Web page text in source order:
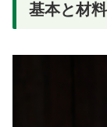
基本と材料